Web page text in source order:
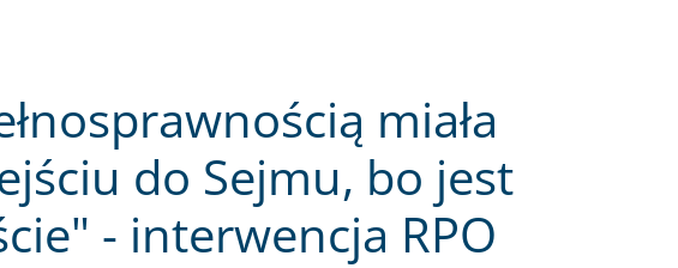
miała
do Sejmu, bo jest
- interwencja RPO